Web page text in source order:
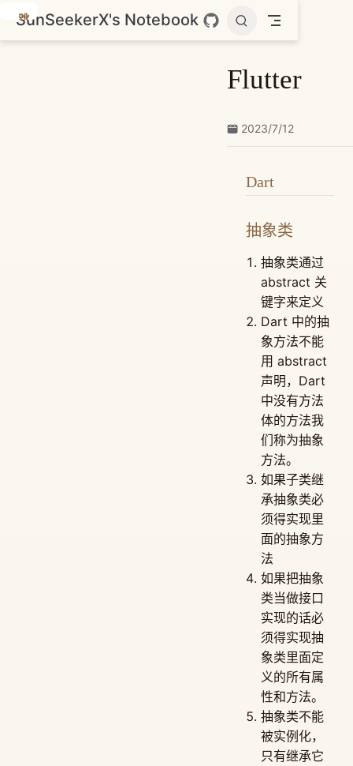
跳
至
SunSeekerX's Notebook
Flutter
2023/7/12
Dart
抽象类
抽象类通过
abstract 关
键字来定义
Dart 中的抽
象方法不能
用 abstract
声明，Dart
中没有方法
体的方法我
们称为抽象
方法。
如果子类继
承抽象类必
须得实现里
面的抽象方
法
如果把抽象
类当做接口
实现的话必
须得实现抽
象类里面定
义的所有属
性和方法。
抽象类不能
被实例化，
只有继承它